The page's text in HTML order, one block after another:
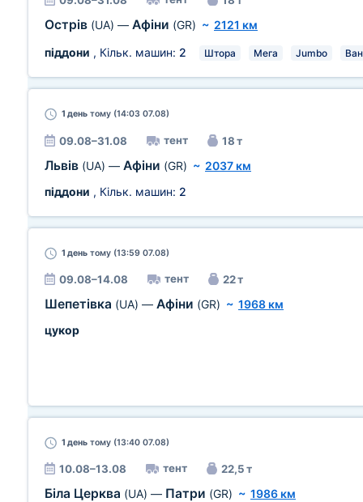
Острів (UA) — Афіни (GR) ~ 2121 км
піддони , Кільк. машин: 2 Штора Мега Jumbo
1 день тому (14:03 07.08)
09.08–31.08 тент 18 т
Львів (UA) — Афіни (GR) ~ 2037 км
піддони , Кільк. машин: 2
1 день тому (13:59 07.08)
09.08–14.08 тент 22 т
Шепетівка (UA) — Афіни (GR) ~ 1968 км
цукор
1 день тому (13:40 07.08)
10.08–13.08 тент 22,5 т
Біла Церква (UA) — Патри (GR) ~ 1986 км